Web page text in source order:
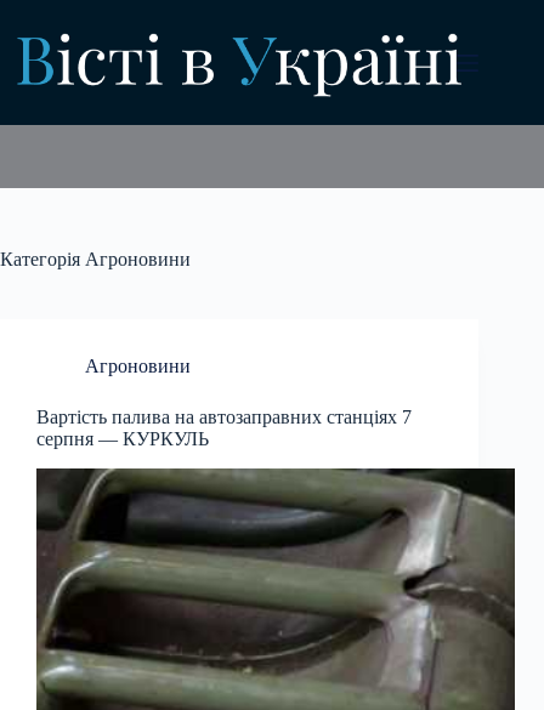
вмісту
Категорія Агроновини
Агроновини
Вартість палива на автозаправних станціях 7
серпня — КУРКУЛЬ